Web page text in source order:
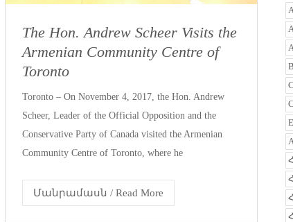
The Hon. Andrew Scheer Visits the
Armenian Community Centre of
Toronto
Toronto – On November 4, 2017, the Hon. Andrew
Scheer, Leader of the Official Opposition and the
Conservative Party of Canada visited the Armenian
Community Centre of Toronto, where he
Մանրամասն / Read More